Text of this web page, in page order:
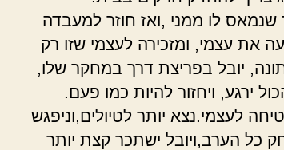
לו ממני ,ואז חוזר למעבדה
את עצמי, ומזכירה לעצמי שזו רק
יובל בפריצת דרך במחקר שלו,
ירגע, ויחזור להיות כמו פעם.
לעצמי.נצא יותר לטיולים,וניפגש
כל הערב,ויובל ישתכר קצת יותר